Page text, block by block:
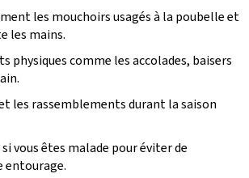
les mouchoirs usagés à la poubelle et
les mains.
physiques comme les accolades, baisers
les rassemblements durant la saison
vous êtes malade pour éviter de
entourage.